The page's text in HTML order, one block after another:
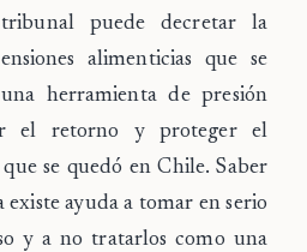
puede decretar la
alimenticias que se
herramienta de presión
el retorno y proteger el
se quedó en Chile. Saber
existe ayuda a tomar en serio
y a no tratarlos como una